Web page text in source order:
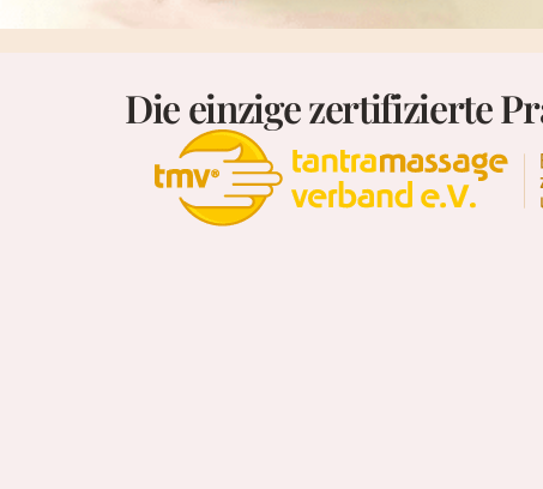
Die einzige zertifizierte